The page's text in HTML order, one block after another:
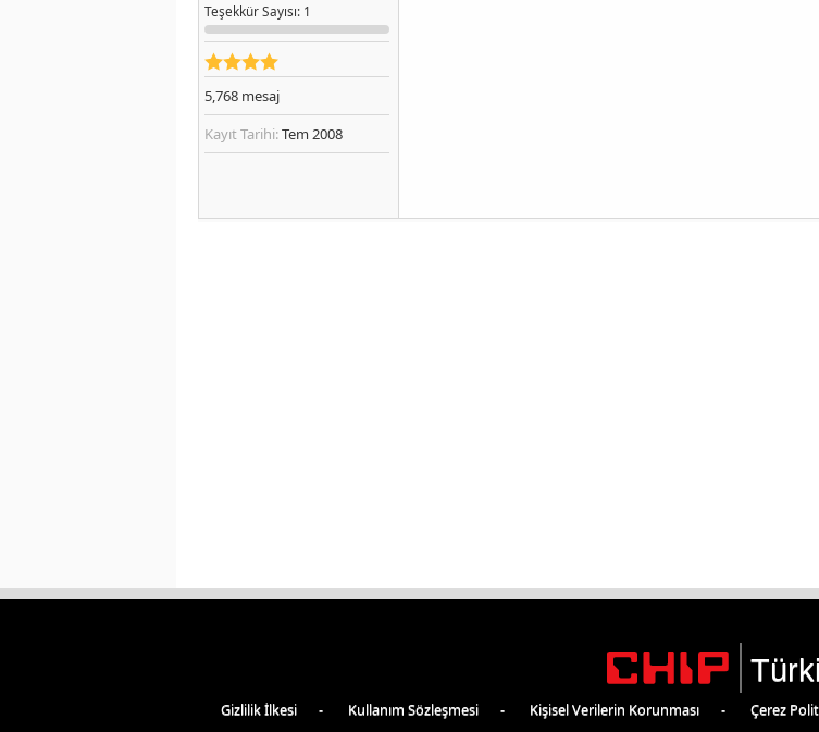
TeşekkürSayısı: 1
5,768 mesaj
Kayıt Tarihi:Tem 2008
Gizlilik İlkesi Kullanım Sözleşmesi Kişisel Verilerin Korunması Çerez